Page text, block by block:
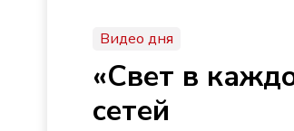
Видео дня
«Свет в
сетей